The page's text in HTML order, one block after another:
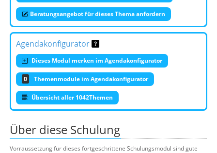
Beratungsangebot für dieses Thema anfordern
Agendakonfigurator
Dieses Modul merken im Agendakonfigurator
0 Themenmodule im Agendakonfigurator
Übersicht aller 1042Themen
Über diese Schulung
Vorraussetzung für dieses fortgeschrittene Schulungsmodul sind gute